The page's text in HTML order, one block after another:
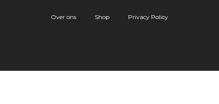
Over ons Shop Privacy Policy